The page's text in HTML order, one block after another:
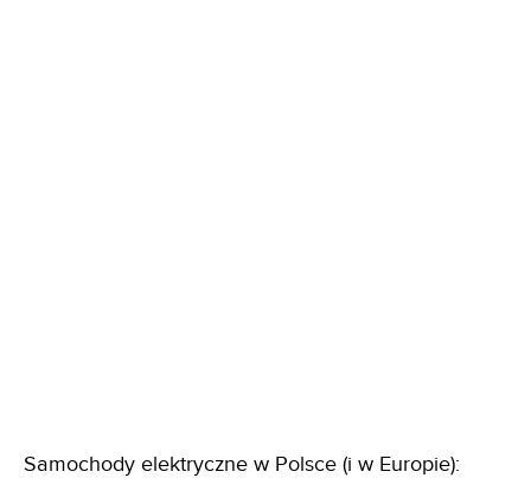
Samochody elektryczne w Polsce (i w Europie):